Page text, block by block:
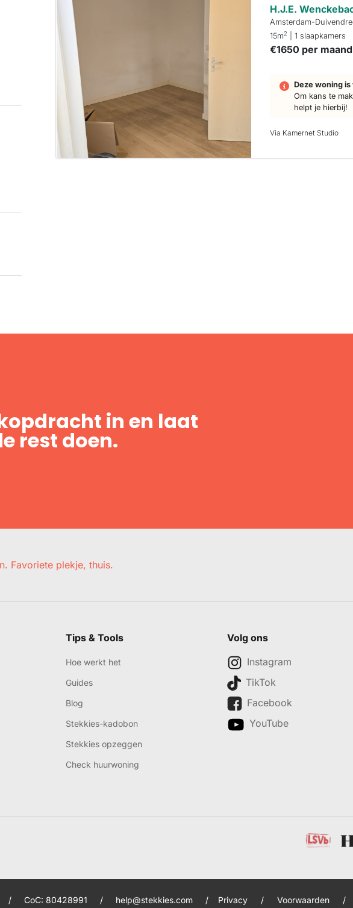
H.J.E.
Amsterdam-
15m2 | 1 slaapkamers
€1650 per maand
Deze woning
Om kans te
helpt je hierbij!
Via Kamernet Studio
in en laat
rest doen.
Favoriete plekje, thuis.
Tips & Tools
Hoe werkt het
Guides
Blog
Stekkies-kadobon
Stekkies opzeggen
Check huurwoning
Volg ons
Instagram
TikTok
Facebook
YouTube
/ CoC: 80428991 / help@stekkies.com / Privacy / Voorwaarden /